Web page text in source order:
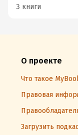
3 книги
О проекте
Что такое
Правовая
Загрузить